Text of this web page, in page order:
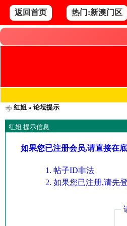
返回首页 热门:新澳门区
红姐» 论坛提示
红姐 提示信息
如果您已注册会员,请直接在
帖子ID非法
如果您已注册,请先